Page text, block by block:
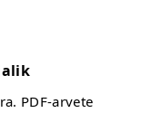
PDF-arvete